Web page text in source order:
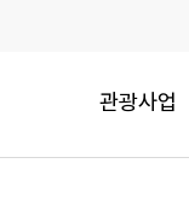
관광사업